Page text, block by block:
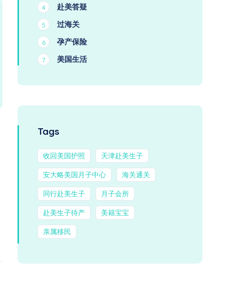
4 赴美答疑
5 过海关
6 孕产保险
7 美国生活
Tags
收回美国护照 天津赴美生子
安大略美国月子中心 海关通关
同行赴美生子 月子会所
赴美生子待产 美籍宝宝
亲属移民